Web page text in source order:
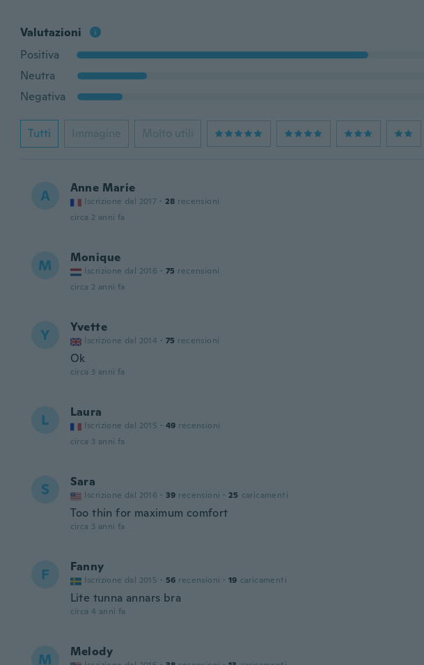
Valutazioni
Positiva
Neutra
Negativa
Tutti Immagine Molto utili
A Anne Marie
Iscrizione dal 2017 · 28 recensioni
circa 2 anni fa
M Monique
Iscrizione dal 2016 · 75 recensioni
circa 2 anni fa
Y Yvette
Iscrizione dal 2014 · 75 recensioni
Ok
circa 3 anni fa
L Laura
Iscrizione dal 2015 · 49 recensioni
circa 3 anni fa
S Sara
Iscrizione dal 2016 · 39 recensioni · 25 caricamenti
Too thin for maximum comfort
circa 3 anni fa
F Fanny
Iscrizione dal 2015 · 56 recensioni · 19 caricamenti
Lite tunna annars bra
circa 4 anni fa
M Melody